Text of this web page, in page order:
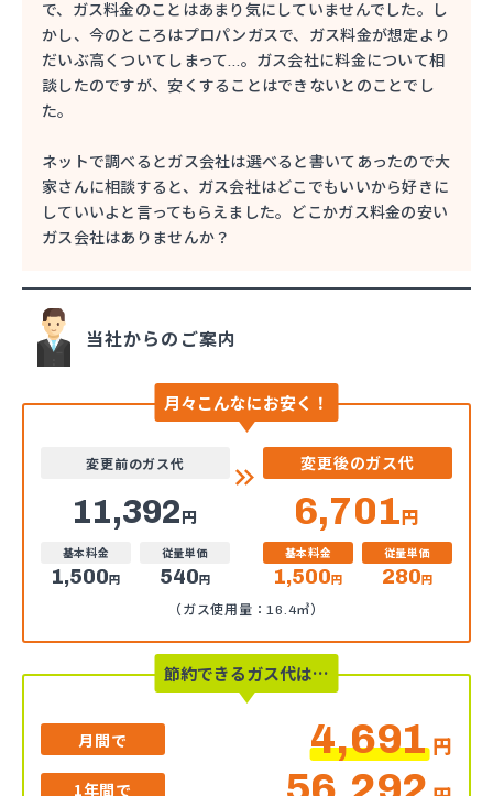
で、ガス料金のことはあまり気にしていませんでした。し
かし、今のところはプロパンガスで、ガス料金が想定より
だいぶ高くついてしまって…。ガス会社に料金について相
談したのですが、安くすることはできないとのことでし
た。
ネットで調べるとガス会社は選べると書いてあったので大
家さんに相談すると、ガス会社はどこでもいいから好きに
していいよと言ってもらえました。どこかガス料金の安い
ガス会社はありませんか？
当社からのご案内
月々こんなにお安く！
変更前のガス代
11,392円
変更後のガス代
6,701円
基本料金
1,500円
従量単価
540円
基本料金
1,500円
従量単価
280円
（ガス使用量：16.4㎥）
節約できるガス代は…
月間で 4,691円
1年間で